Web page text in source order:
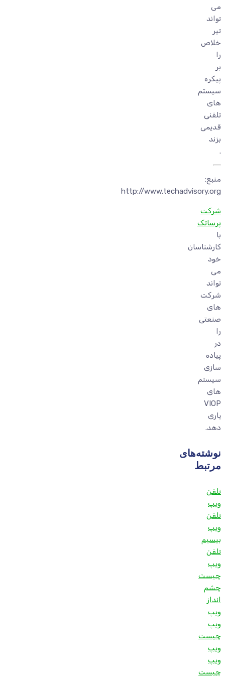
می
تواند
تیر
خلاص
را
بر
پیکره
سیستم
های
تلفنی
قدیمی
بزند
.
منبع:
http://www.techadvisory.org
شرکت
پرساتک
با
کارشناسان
خود
می
تواند
شرکت
های
صنعتی
را
در
پیاده
سازی
سیستم
های
VIOP
یاری
دهد.
نوشته‌های
مرتبط
تلفن
ویپ
تلفن
ویپ
بیسیم
تلفن
ویپ
چیست
چشم
انداز
ویپ
ويپ
چيست
ویپ
ویپ
چیست